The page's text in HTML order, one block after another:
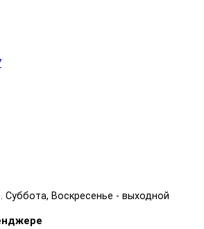
Суббота, Воскресенье - выходной